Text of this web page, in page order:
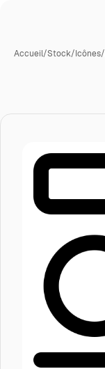
Accueil/Stock/Icônes/